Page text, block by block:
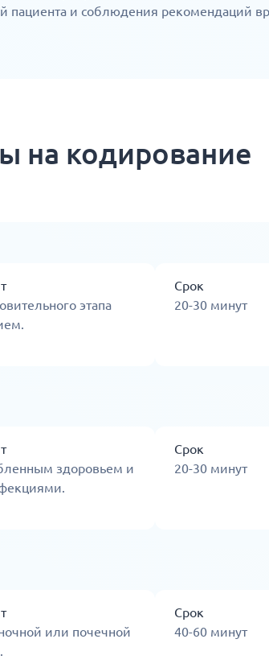
пациента и соблюдения рекомендаций
на кодирование
этапа
Срок
20-30 минут
здоровьем и
Срок
20-30 минут
или почечной
Срок
40-60 минут